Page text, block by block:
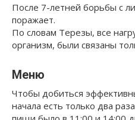
После 7-летней борьбы с
поражает.
По словам Терезы, все
организм, были связаны
Меню
Чтобы добиться
начала есть только два